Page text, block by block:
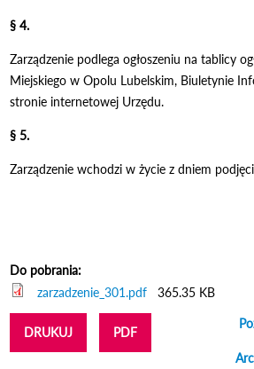
§ 4.
Zarządzenie podlega ogłoszeniu na tablicy
Miejskiego w Opolu Lubelskim, Biuletynie
stronie internetowej Urzędu.
§ 5.
Zarządzenie wchodzi w życie z dniem
Do pobrania:
zarzadzenie_301.pdf
365.35 KB
DRUKUJ PDF